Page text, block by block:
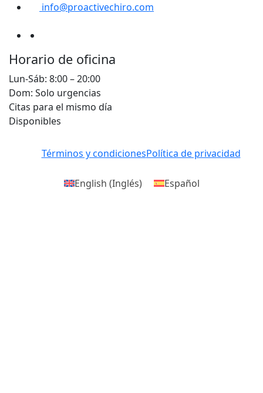
info@proactivechiro.com
Horario de oficina
Lun-Sáb: 8:00 – 20:00
Dom: Solo urgencias
Citas para el mismo día
Disponibles
Términos y condicionesPolítica de privacidad
English (Inglés) Español